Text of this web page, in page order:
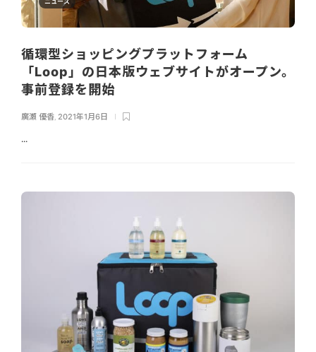
循環型ショッピングプラットフォーム
「Loop」の日本版ウェブサイトがオープン。
事前登録を開始
廣瀬 優香, 2021年1月6日
...